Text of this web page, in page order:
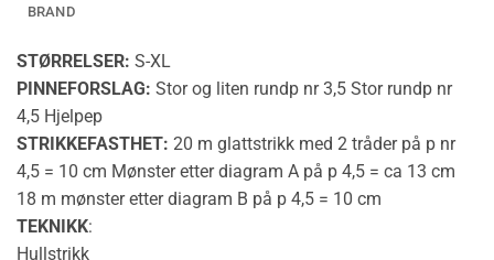
BRAND
STØRRELSER: S-XL
PINNEFORSLAG: Stor og liten rundp nr 3,5 Stor rundp nr
4,5 Hjelpep
STRIKKEFASTHET: 20 m glattstrikk med 2 tråder på p nr
4,5 = 10 cm Mønster etter diagram A på p 4,5 = ca 13 cm
18 m mønster etter diagram B på p 4,5 = 10 cm
TEKNIKK:
Hullstrikk